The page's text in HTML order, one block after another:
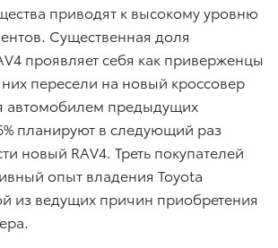
приводят к высокому уровню
Существенная доля
проявляет себя как приверженцы
пересели на новый кроссовер
автомобилем предыдущих
планируют в следующий раз
новый RAV4. Треть покупателей
опыт владения Toyota
из ведущих причин приобретения